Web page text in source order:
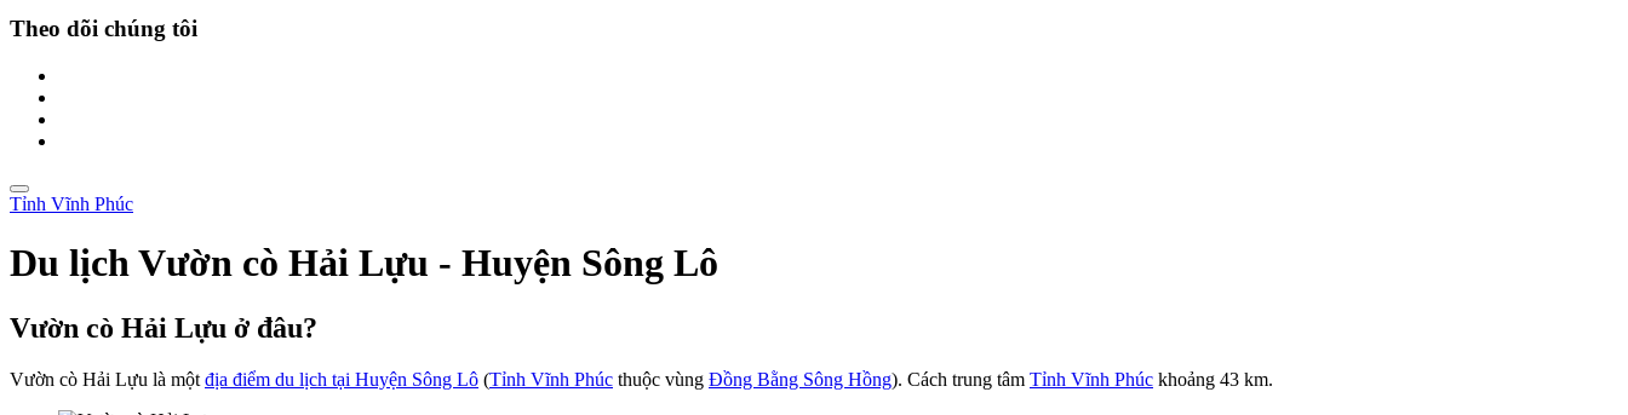
Theo dõi chúng tôi
Tỉnh Vĩnh Phúc
Du lịch Vườn cò Hải Lựu - Huyện Sông Lô
Vườn cò Hải Lựu ở đâu?
Vườn cò Hải Lựu là một địa điểm du lịch tại Huyện Sông Lô (Tỉnh Vĩnh Phúc thuộc vùng Đồng Bằng Sông Hồng). Cách trung tâm Tỉnh Vĩnh Phúc khoảng 43 km.